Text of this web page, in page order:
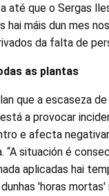
até que o Sergas
hai máis dun mes
da falta de
as plantas
que a escaseza de
a provocar
e afecta
“A situación é
aplicadas hai
'horas mortas'